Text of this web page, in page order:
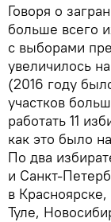
Говоря о
больше всего
с выборами
увеличилось
(2016 году
участков
работать 11
как это было
По два
и Санкт-
в
Туле,